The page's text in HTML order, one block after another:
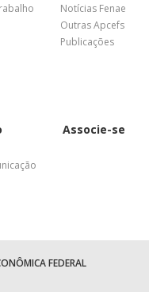
Notícias Fenae
Outras Apcefs
Publicações
Associe-se
FEDERAL